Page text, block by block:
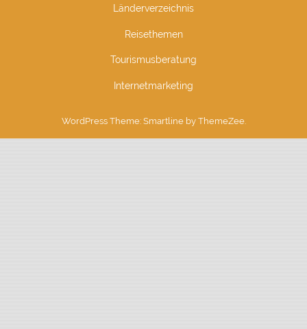
Länderverzeichnis
Reisethemen
Tourismusberatung
Internetmarketing
WordPress Theme: Smartline by ThemeZee.